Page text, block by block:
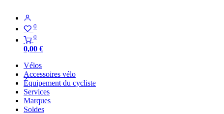
0
0
0,00 €
Vélos
Accessoires vélo
Équipement du cycliste
Services
Marques
Soldes